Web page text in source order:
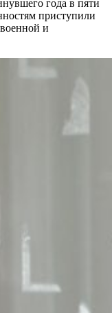
года в пяти
приступили
и